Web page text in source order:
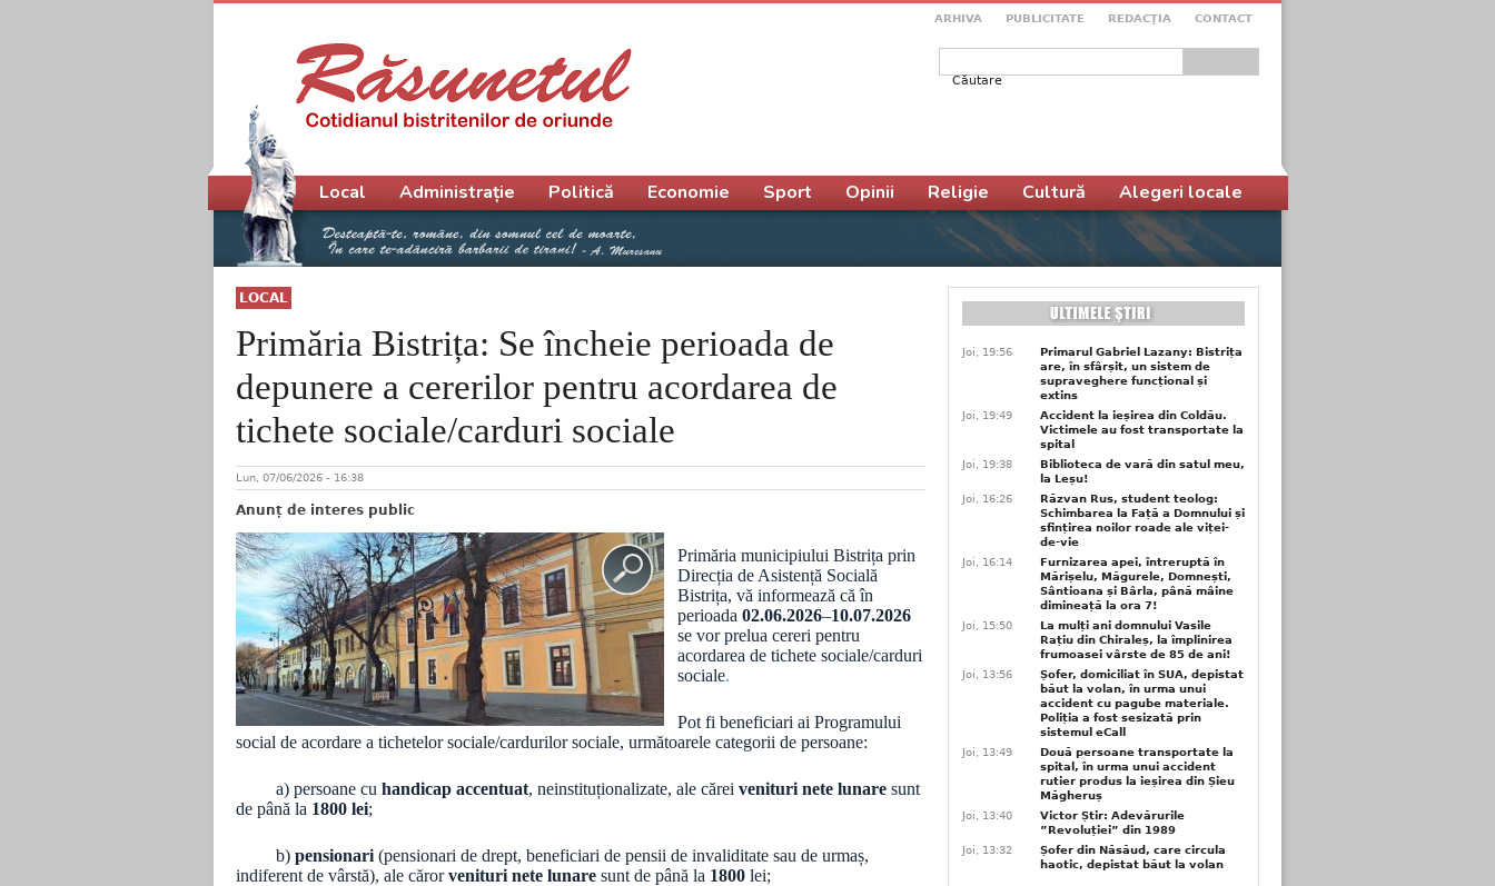
ARHIVA PUBLICITATE REDACŢIA CONTACT
Formular de căutare
LOCAL
Primăria Bistrița: Se încheie perioada de
depunere a cererilor pentru acordarea de
tichete sociale/carduri sociale
Lun, 07/06/2026 - 16:38
Anunț de interes public
Primăria municipiului Bistrița prin
Direcția de Asistență Socială
Bistrița, vă informează că în
perioada 02.06.2026–10.07.2026
se vor prelua cereri pentru
acordarea de tichete sociale/carduri
sociale.
Pot fi beneficiari ai Programului
social de acordare a tichetelor sociale/cardurilor sociale, următoarele categorii de persoane:
a) persoane cu handicap accentuat, neinstituționalizate, ale cărei venituri nete lunare sunt
de până la 1800 lei;
b) pensionari (pensionari de drept, beneficiari de pensii de invaliditate sau de urmaș,
indiferent de vârstă), ale cărorvenituri nete lunare sunt de până la 1800 lei;
Meniu principal
Local Administrație Politică Economie Sport Opinii Religie Cultură Alegeri locale
Joi, 19:56
Primarul Gabriel Lazany: Bistrița
are, în sfârșit, un sistem de
supraveghere funcțional și
extins
Joi, 19:49
Accident la ieșirea din Coldău.
Victimele au fost transportate la
spital
Joi, 19:38
Biblioteca de vară din satul meu,
la Leșu!
Joi, 16:26
Răzvan Rus, student teolog:
Schimbarea la Față a Domnului și
sfințirea noilor roade ale viței-
de-vie
Joi, 16:14
Furnizarea apei, întreruptă în
Mărișelu, Măgurele, Domnești,
Sântioana și Bârla, până mâine
dimineață la ora 7!
Joi, 15:50
La mulți ani domnului Vasile
Rațiu din Chiraleș, la împlinirea
frumoasei vârste de 85 de ani!
Joi, 13:56
Șofer, domiciliat în SUA, depistat
băut la volan, în urma unui
accident cu pagube materiale.
Poliția a fost sesizată prin
sistemul eCall
Joi, 13:49
Două persoane transportate la
spital, în urma unui accident
rutier produs la ieșirea din Șieu
Măgheruș
Joi, 13:40
Victor Știr: Adevărurile
”Revoluției” din 1989
Joi, 13:32
Șofer din Năsăud, care circula
haotic, depistat băut la volan